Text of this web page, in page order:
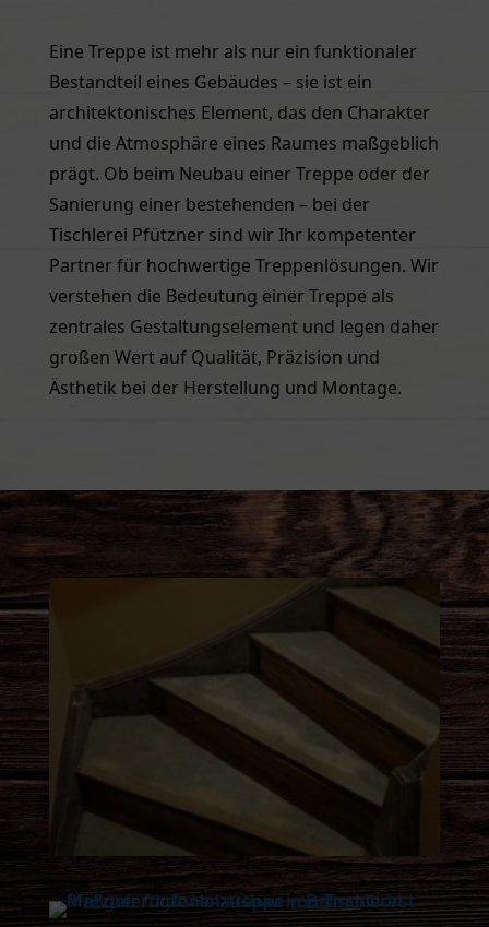
Eine Treppe ist mehr als nur ein funktionaler
Bestandteil eines Gebäudes – sie ist ein
architektonisches Element, das den Charakter
und die Atmosphäre eines Raumes maßgeblich
prägt. Ob beim Neubau einer Treppe oder der
Sanierung einer bestehenden – bei der
Tischlerei Pfützner sind wir Ihr kompetenter
Partner für hochwertige Treppenlösungen. Wir
verstehen die Bedeutung einer Treppe als
zentrales Gestaltungselement und legen daher
großen Wert auf Qualität, Präzision und
Ästhetik bei der Herstellung und Montage.